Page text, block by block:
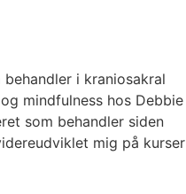
i kraniosakral
mindfulness hos Debbie
som behandler siden
mig på kurser